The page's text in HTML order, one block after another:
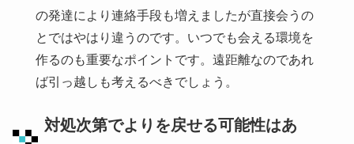
の発達により連絡手段も増えましたが直接会うの
とではやはり違うのです。いつでも会える環境を
作るのも重要なポイントです。遠距離なのであれ
ば引っ越しも考えるべきでしょう。
対処次第でよりを戻せる可能性はあ